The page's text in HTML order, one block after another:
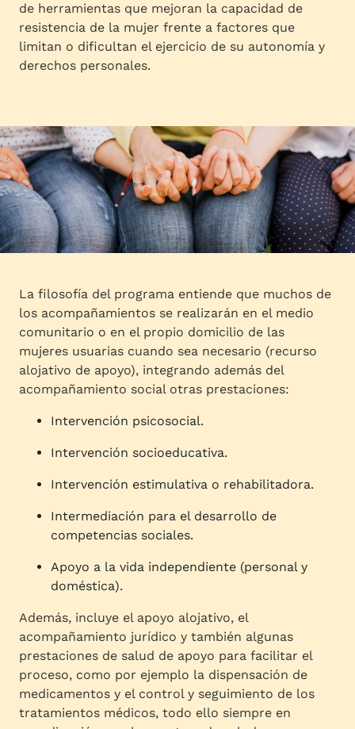
de herramientas que mejoran la capacidad de
resistencia de la mujer frente a factores que
limitan o dificultan el ejercicio de su autonomía y
derechos personales.
La filosofía del programa entiende que muchos de
los acompañamientos se realizarán en el medio
comunitario o en el propio domicilio de las
mujeres usuarias cuando sea necesario (recurso
alojativo de apoyo), integrando además del
acompañamiento social otras prestaciones:
Intervención psicosocial.
Intervención socioeducativa.
Intervención estimulativa o rehabilitadora.
Intermediación para el desarrollo de
competencias sociales.
Apoyo a la vida independiente (personal y
doméstica).
Además, incluye el apoyo alojativo, el
acompañamiento jurídico y también algunas
prestaciones de salud de apoyo para facilitar el
proceso, como por ejemplo la dispensación de
medicamentos y el control y seguimiento de los
tratamientos médicos, todo ello siempre en